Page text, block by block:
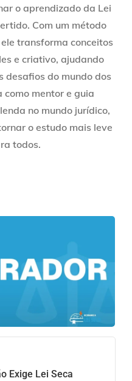
o aprendizado da Lei
Com um método
transforma conceitos
e criativo, ajudando
desafios do mundo dos
como mentor e guia
no mundo jurídico,
o estudo mais leve
todos.
Exige Lei Seca